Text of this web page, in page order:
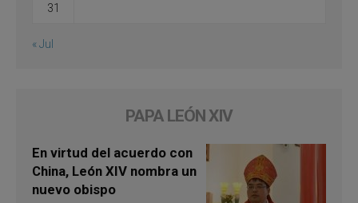
31
« Jul
PAPA LEÓN XIV
En virtud del acuerdo con
China, León XIV nombra un
nuevo obispo